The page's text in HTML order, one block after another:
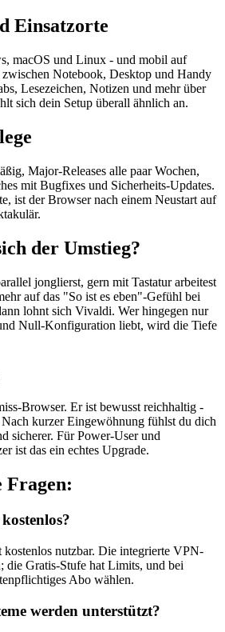
Einsatzorte
macOS und Linux - und mobil auf
Notebook, Desktop und Handy
Lesezeichen, Notizen und mehr über
sich dein Setup überall ähnlich an.
Major-Releases alle paar Wochen,
mit Bugfixes und Sicherheits-Updates.
ist der Browser nach einem Neustart auf
der Umstieg?
jonglierst, gern mit Tastatur arbeitest
auf das "So ist es eben"-Gefühl bei
lohnt sich Vivaldi. Wer hingegen nur
Null-Konfiguration liebt, wird die Tiefe
Browser. Er ist bewusst reichhaltig -
kurzer Eingewöhnung fühlst du dich
sicherer. Für Power-User und
ist das ein echtes Upgrade.
Fragen:
kostenlos nutzbar. Die integrierte VPN-
die Gratis-Stufe hat Limits, und bei
Abo wählen.
werden unterstützt?